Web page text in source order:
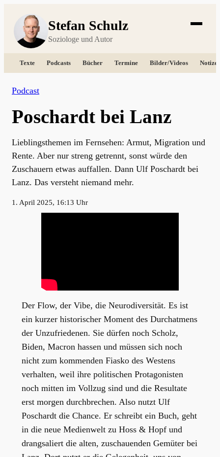
Stefan Schulz
Soziologe und Autor
Texte Podcasts Bücher Termine Bilder/Videos
Podcast
Poschardt bei Lanz
Lieblingsthemen im Fernsehen: Armut, Migration und
Rente. Aber nur streng getrennt, sonst würde den
Zuschauern etwas auffallen. Dann Ulf Poschardt bei
Lanz. Das versteht niemand mehr.
1. April 2025, 16:13 Uhr
Der Flow, der Vibe, die Neurodiversität. Es ist
ein kurzer historischer Moment des Durchatmens
der Unzufriedenen. Sie dürfen noch Scholz,
Biden, Macron hassen und müssen sich noch
nicht zum kommenden Fiasko des Westens
verhalten, weil ihre politischen Protagonisten
noch mitten im Vollzug sind und die Resultate
erst morgen durchbrechen. Also nutzt Ulf
Poschardt die Chance. Er schreibt ein Buch, geht
in die neue Medienwelt zu Hoss & Hopf und
drangsaliert die alten, zuschauenden Gemüter bei